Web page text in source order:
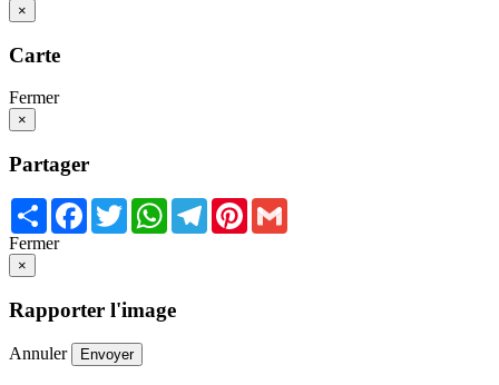
×
Carte
Fermer
×
Partager
Share Facebook
TwitterWhatsApp
TelegramPinterest
Fermer
×
Rapporter l'image
Annuler Envoyer